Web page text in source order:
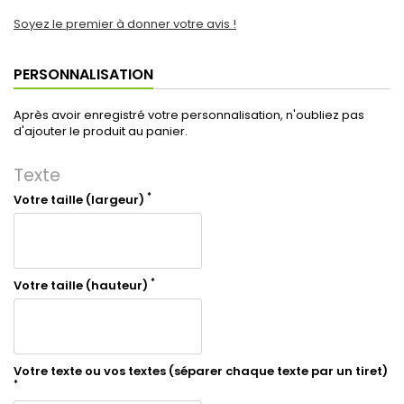
Soyez le premier à donner votre avis !
PERSONNALISATION
Après avoir enregistré votre personnalisation, n'oubliez pas
d'ajouter le produit au panier.
Texte
Votre taille (largeur) *
Votre taille (hauteur) *
Votre texte ou vos textes (séparer chaque texte par un tiret)
*